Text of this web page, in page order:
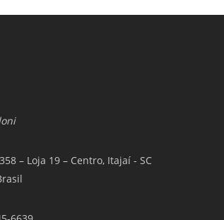
– Loja 19 – Centro, Itajaí - SC